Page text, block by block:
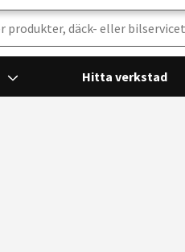
Hitta verkstad